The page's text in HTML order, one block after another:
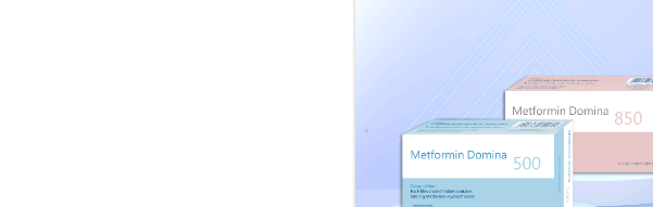
(500-850) ميتفورمين
دومِنا
التركيب: كل قرص ملبس بالفيلم
ميتفورمين دومِنا تحتوي 500 ملغ
ملغ ميتفورمين...